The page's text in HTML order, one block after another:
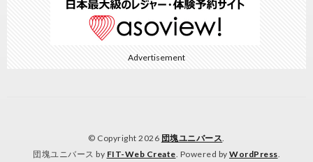
Advertisement
© Copyright 2026 団塊ユニバース.
団塊ユニバース by FIT-Web Create. Powered by WordPress.